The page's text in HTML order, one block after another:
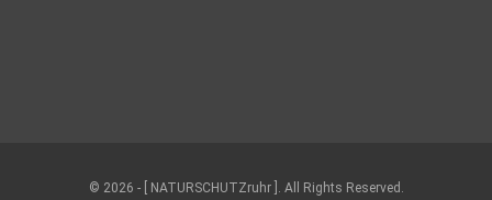
© 2026 - [ NATURSCHUTZruhr ]. All Rights Reserved.